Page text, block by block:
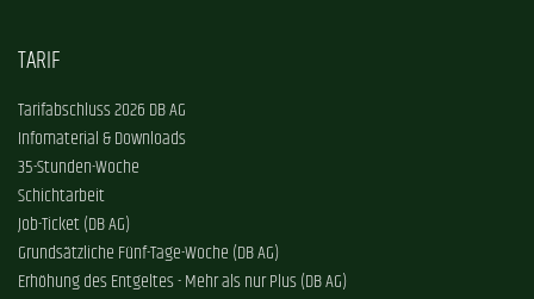
TARIF
Tarifabschluss 2026 DB AG
Infomaterial & Downloads
35-Stunden-Woche
Schichtarbeit
Job-Ticket (DB AG)
Grundsätzliche Fünf-Tage-Woche (DB AG)
Erhöhung des Entgeltes - Mehr als nur Plus (DB AG)